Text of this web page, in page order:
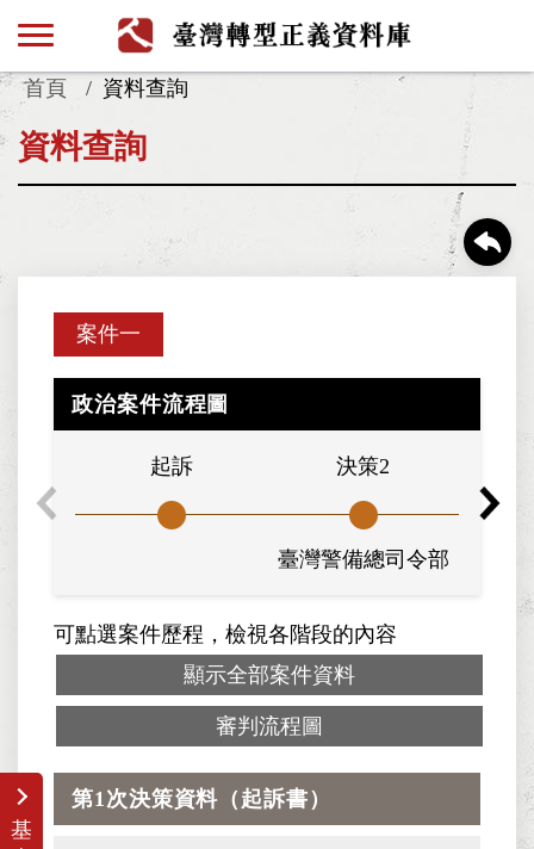
首頁 資料查詢
資料查詢
案件一
政治案件流程圖
起訴 決策2
臺灣警備總司令部
可點選案件歷程，檢視各階段的內容
顯示全部案件資料
審判流程圖
基
第1次決策資料（起訴書）